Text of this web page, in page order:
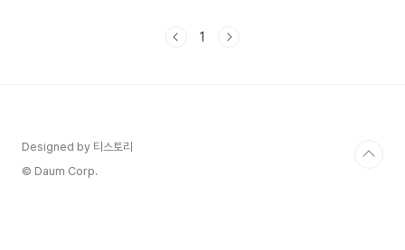
珍味牛肉麵과 蔥燒牛肉麵. 평상시 국물이 맑은 清燉보다는 간장 등으로
1
Designed by 티스토리
© Daum Corp.